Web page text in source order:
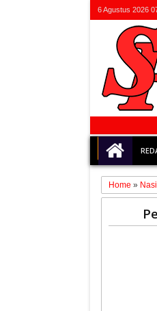
6 Agustus 2026
Home »